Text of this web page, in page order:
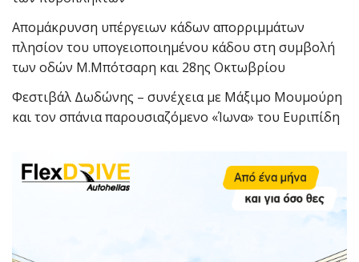
Απομάκρυνση υπέργειων κάδων απορριμμάτων
πλησίον του υπογειοποιημένου κάδου στη συμβολή
των οδών Μ.Μπότσαρη και 28ης Οκτωβρίου
Φεστιβάλ Δωδώνης – συνέχεια με Μάξιμο Μουμούρη
και τον σπάνια παρουσιαζόμενο «Ίωνα» του Ευριπίδη